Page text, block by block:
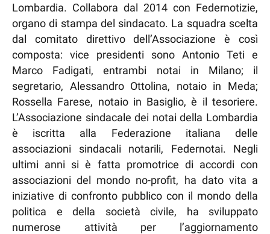
Lombardia. Collabora dal 2014 con Federnotizie,
organo di stampa del sindacato. La squadra scelta
dal comitato direttivo dell’Associazione è così
composta: vice presidenti sono Antonio Teti e
Marco Fadigati, entrambi notai in Milano; il
segretario, Alessandro Ottolina, notaio in Meda;
Rossella Farese, notaio in Basiglio, è il tesoriere.
L’Associazione sindacale dei notai della Lombardia
è iscritta alla Federazione italiana delle
associazioni sindacali notarili, Federnotai. Negli
ultimi anni si è fatta promotrice di accordi con
associazioni del mondo no-profit, ha dato vita a
iniziative di confronto pubblico con il mondo della
politica e della società civile, ha sviluppato
numerose attività per l’aggiornamento